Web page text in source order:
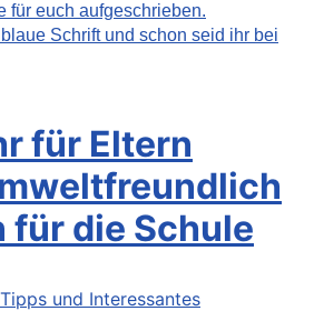
für euch aufgeschrieben.
Schrift und schon seid ihr bei
für Eltern
für die Schule
und Interessantes